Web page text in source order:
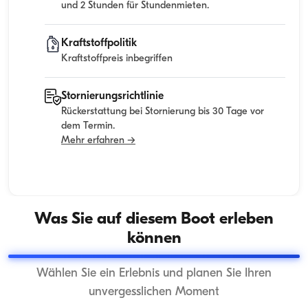
und 2 Stunden für Stundenmieten.
Kraftstoffpolitik
Kraftstoffpreis inbegriffen
Stornierungsrichtlinie
Rückerstattung bei Stornierung bis 30 Tage vor
dem Termin.
Mehr erfahren →
Was Sie auf diesem Boot erleben
können
Wählen Sie ein Erlebnis und planen Sie Ihren
unvergesslichen Moment